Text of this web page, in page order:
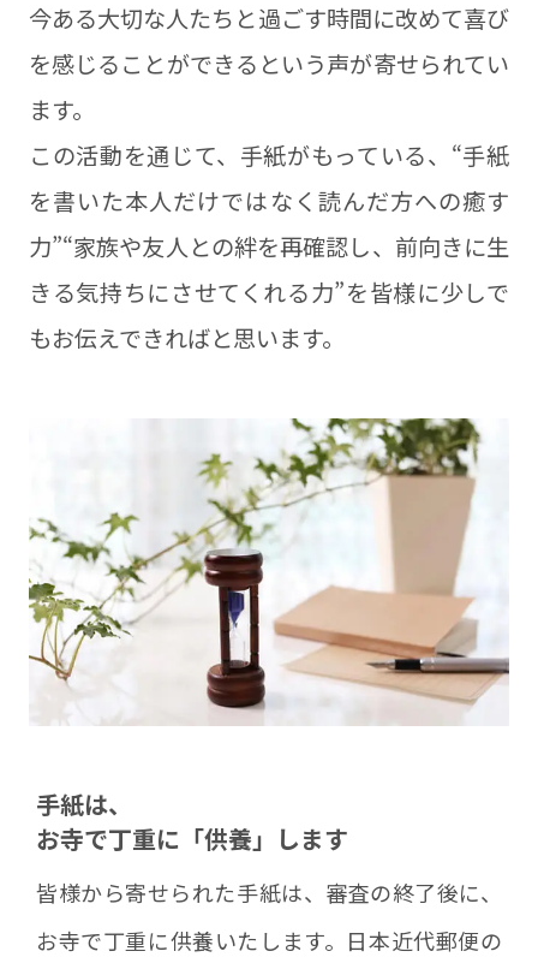
今ある大切な人たちと過ごす時間に改めて喜び
を感じることができるという声が寄せられてい
ます。
この活動を通じて、手紙がもっている、“手紙
を書いた本人だけではなく読んだ方への癒す
力”“家族や友人との絆を再確認し、前向きに生
きる気持ちにさせてくれる力”を皆様に少しで
もお伝えできればと思います。
⼿紙は、
お寺で丁重に「供養」します
皆様から寄せられた手紙は、審査の終了後に、
お寺で丁重に供養いたします。日本近代郵便の